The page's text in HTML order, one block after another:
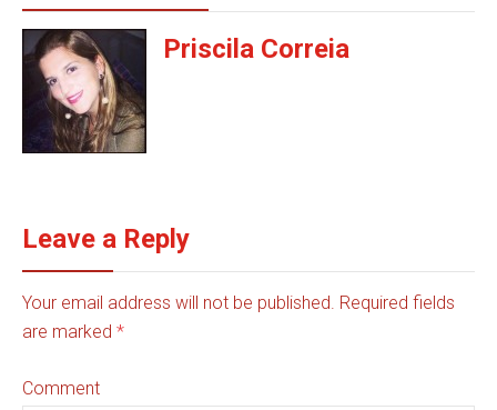
Priscila Correia
Leave a Reply
Your email address will not be published. Required fields
are marked *
Comment